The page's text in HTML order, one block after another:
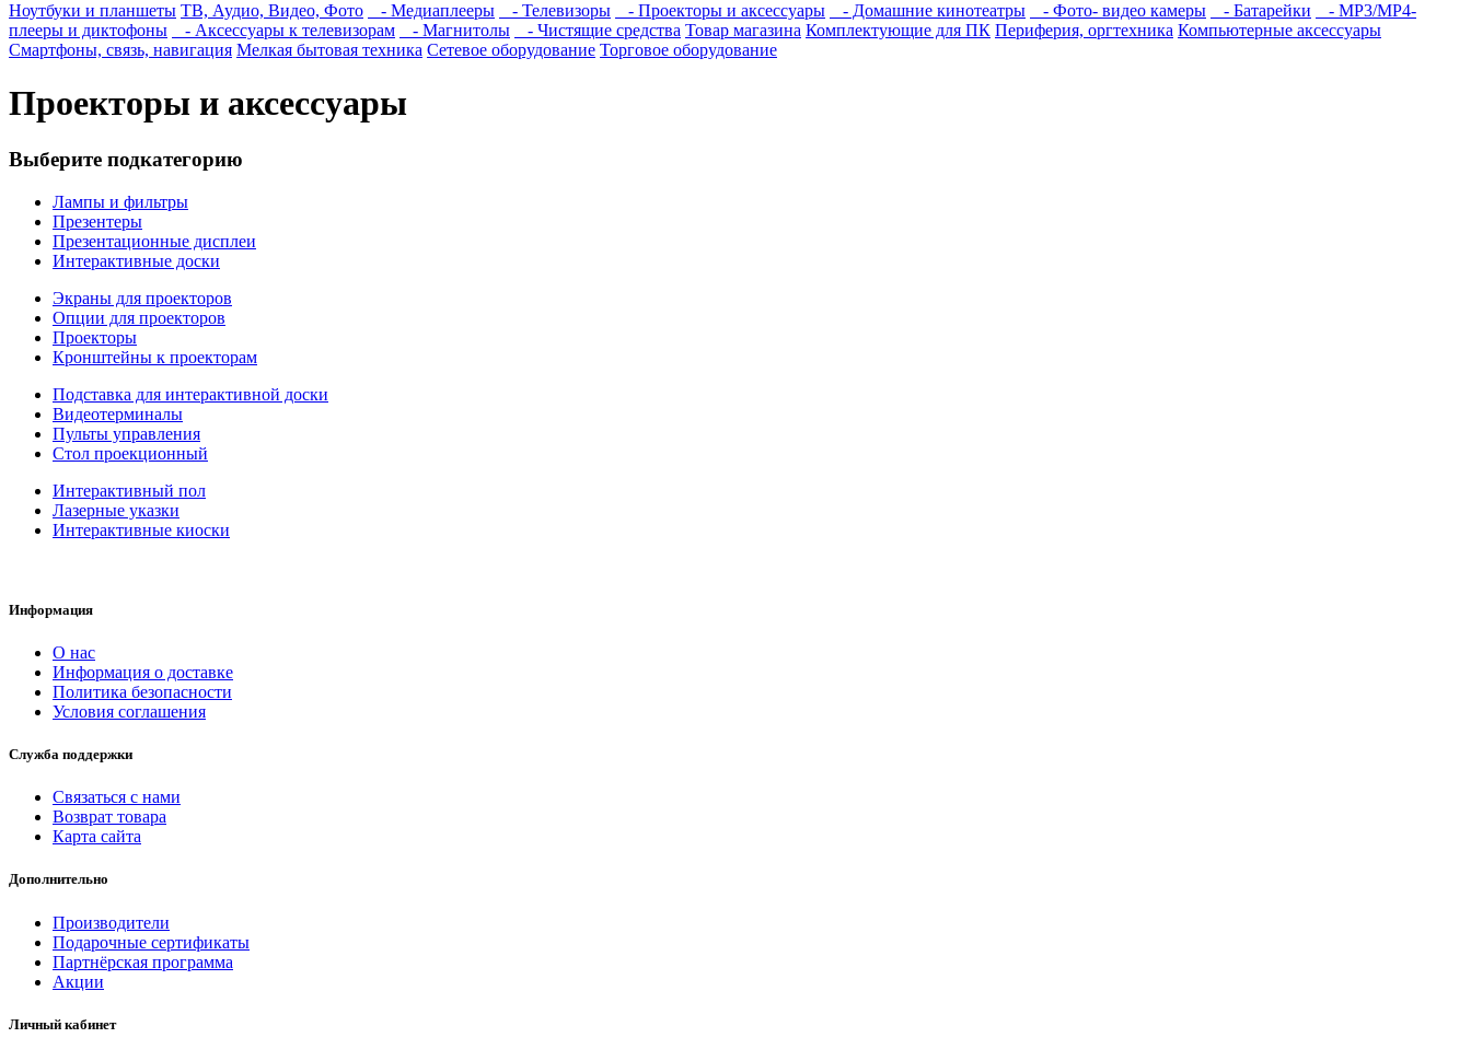
Ноутбуки и планшеты ТВ, Аудио, Видео, Фото - Медиаплееры - Телевизоры - Проекторы и аксессуары - Домашние кинотеатры - Фото- видео камеры - Батарейки
- MP3/MP4-
плееры и диктофоны
- Аксессуары к телевизорам - Магнитолы - Чистящие средства Товар магазина Комплектующие для ПК Периферия, оргтехника Компьютерные аксессуары
Смартфоны, связь, навигация Мелкая бытовая техника Сетевое оборудование Торговое оборудование
Проекторы и аксессуары
Выберите подкатегорию
Лампы и фильтры
Презентеры
Презентационные дисплеи
Интерактивные доски
Экраны для проекторов
Опции для проекторов
Проекторы
Кронштейны к проекторам
Подставка для интерактивной доски
Видеотерминалы
Пульты управления
Стол проекционный
Интерактивный пол
Лазерные указки
Интерактивные киоски
Информация
О нас
Информация о доставке
Политика безопасности
Условия соглашения
Служба поддержки
Связаться с нами
Возврат товара
Карта сайта
Дополнительно
Производители
Подарочные сертификаты
Партнёрская программа
Акции
Личный кабинет